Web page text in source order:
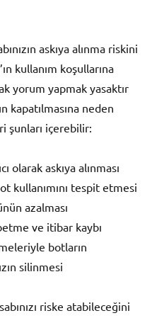
askıya alınma riskini
kullanım koşullarına
yorum yapmak yasaktır
kapatılmasına neden
şunları içerebilir:
olarak askıya alınması
kullanımını tespit etmesi
azalması
ve itibar kaybı
botların
silinmesi
riske atabileceğini